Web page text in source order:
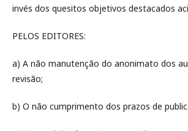
invés dos quesitos objetivos destacados
PELOS EDITORES:
a) A não manutenção do anonimato dos
revisão;
b) O não cumprimento dos prazos de